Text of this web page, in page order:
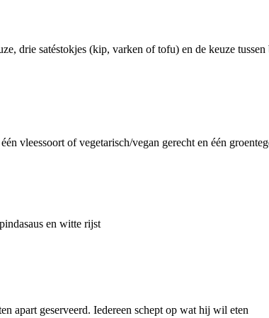
drie satéstokjes (kip, varken of tofu) en de keuze
vleessoort of vegetarisch/vegan gerecht en één
en witte rijst
apart geserveerd. Iedereen schept op wat hij wil eten